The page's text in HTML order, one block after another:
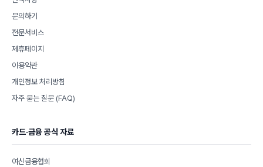
문의하기
전문서비스
제휴페이지
이용약관
개인정보 처리방침
자주 묻는 질문 (FAQ)
카드·금융 공식 자료
여신금융협회